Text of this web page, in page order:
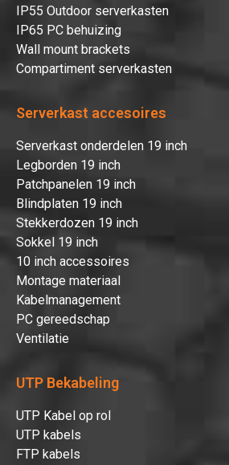
IP55 Outdoor serverkasten
IP65 PC behuizing
Wall mount brackets
Compartiment serverkasten
Serverkast accesoires
Serverkast onderdelen 19 inch
Legborden 19 inch
Patchpanelen 19 inch
Blindplaten 19 inch
Stekkerdozen 19 inch
Sokkel 19 inch
10 inch accessoires
Montage materiaal
Kabelmanagement
PC gereedschap
Ventilatie
UTP Bekabeling
UTP Kabel op rol
UTP kabels
FTP kabels